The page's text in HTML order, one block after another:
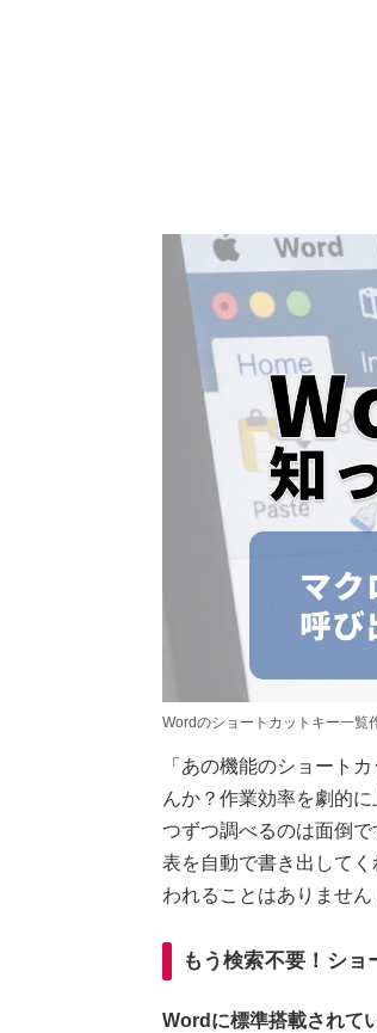
Wordのショートカットキー一覧
「あの機能のショート
んか？作業効率を劇的
つずつ調べるのは面倒
表を自動で書き出して
われることはありません
もう検索不要！シ
Wordに標準搭載されて